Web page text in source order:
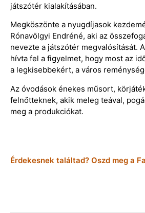
játszótér kialakításában.
Megköszönte a nyugdíjasok
Rónavölgyi Endréné, aki az
nevezte a játszótér megvalósítását.
hívta fel a figyelmet, hogy most az
a legkisebbekért, a város
Az óvodások énekes műsort,
felnőtteknek, akik meleg teával,
meg a produkciókat.
Érdekesnek találtad? Oszd meg a